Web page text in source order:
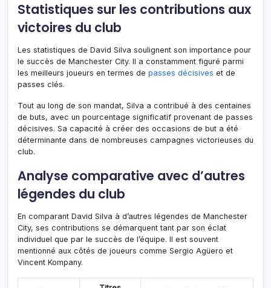
Statistiques sur les contributions aux
victoires du club
Les statistiques de David Silva soulignent son importance pour
le succès de Manchester City. Il a constamment figuré parmi
les meilleurs joueurs en termes de passes décisives et de
passes clés.
Tout au long de son mandat, Silva a contribué à des centaines
de buts, avec un pourcentage significatif provenant de passes
décisives. Sa capacité à créer des occasions de but a été
déterminante dans de nombreuses campagnes victorieuses du
club.
Analyse comparative avec d’autres
légendes du club
En comparant David Silva à d’autres légendes de Manchester
City, ses contributions se démarquent tant par son éclat
individuel que par le succès de l’équipe. Il est souvent
mentionné aux côtés de joueurs comme Sergio Agüero et
Vincent Kompany.